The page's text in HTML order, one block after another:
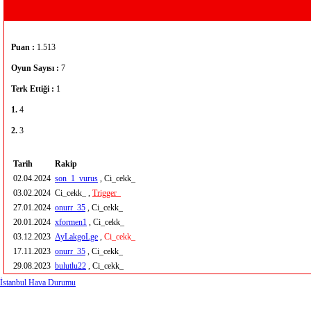
Puan : 1.513
Oyun Sayısı : 7
Terk Ettiği : 1
1. 4
2. 3
Tarih Rakip
02.04.2024 son_1_vurus , Ci_cekk_
03.02.2024 Ci_cekk_ , Trigger_
27.01.2024 onurr_35 , Ci_cekk_
20.01.2024 xformen1 , Ci_cekk_
03.12.2023 AyLakgoLge , Ci_cekk_
17.11.2023 onurr_35 , Ci_cekk_
29.08.2023 bulutlu22 , Ci_cekk_
İstanbul Hava Durumu